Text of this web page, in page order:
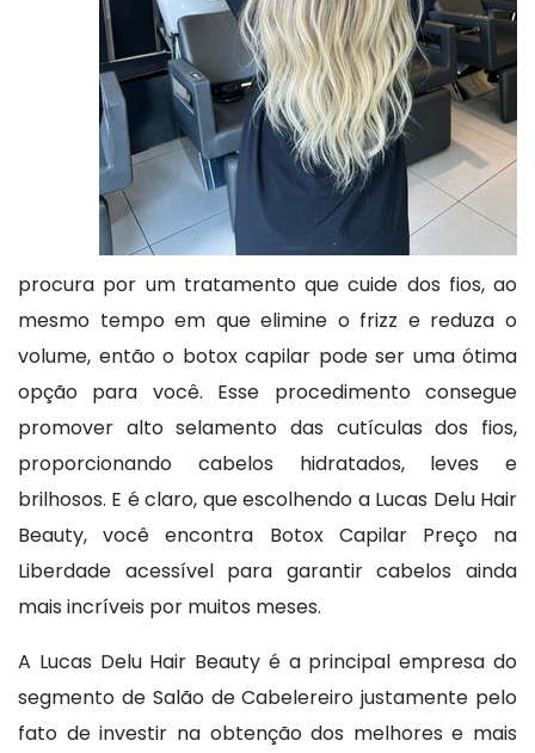
procura por um tratamento que cuide dos fios, ao
mesmo tempo em que elimine o frizz e reduza o
volume, então o botox capilar pode ser uma ótima
opção para você. Esse procedimento consegue
promover alto selamento das cutículas dos fios,
proporcionando cabelos hidratados, leves e
brilhosos. E é claro, que escolhendo a Lucas Delu Hair
Beauty, você encontra Botox Capilar Preço na
Liberdade acessível para garantir cabelos ainda
mais incríveis por muitos meses.
A Lucas Delu Hair Beauty é a principal empresa do
segmento de Salão de Cabelereiro justamente pelo
fato de investir na obtenção dos melhores e mais